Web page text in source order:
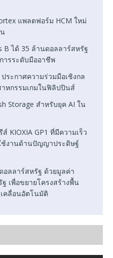
แพลตฟอร์ม HCM ใหม่
B ได้ 35 ล้านดอลลาร์สหรัฐ
ารระดับมืออาชีพ
ระกาศความร่วมมือเชิงกล
าหกรรมเกมในฟิลิปปินส์
Storage สำหรับยุค AI ใน
KIOXIA GP1 ที่มีความเร็ว
ช้งานด้านปัญญาประดิษฐ์
อลลาร์สหรัฐ ด้วยมูลค่า
เพื่อขยายโครงสร้างพื้น
คลื่อนอัตโนมัติ